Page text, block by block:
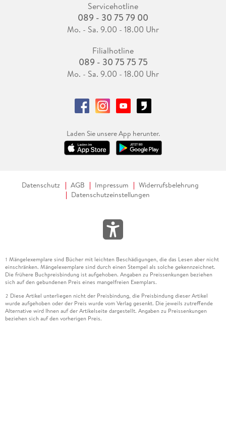
Servicehotline
089 - 30 75 79 00
Mo. - Sa. 9.00 - 18.00 Uhr
Filialhotline
089 - 30 75 75 75
Mo. - Sa. 9.00 - 18.00 Uhr
Laden Sie unsere App herunter.
Datenschutz AGB Impressum
Widerrufsbelehrung
Datenschutzeinstellungen
1 Mängelexemplare sind Bücher mit leichten Beschädigungen, die das Lesen aber nicht
einschränken. Mängelexemplare sind durch einen Stempel als solche gekennzeichnet.
Die frühere Buchpreisbindung ist aufgehoben. Angaben zu Preissenkungen beziehen
sich auf den gebundenen Preis eines mangelfreien Exemplars.
2 Diese Artikel unterliegen nicht der Preisbindung, die Preisbindung dieser Artikel
wurde aufgehoben oder der Preis wurde vom Verlag gesenkt. Die jeweils zutreffende
Alternative wird Ihnen auf der Artikelseite dargestellt. Angaben zu Preissenkungen
beziehen sich auf den vorherigen Preis.